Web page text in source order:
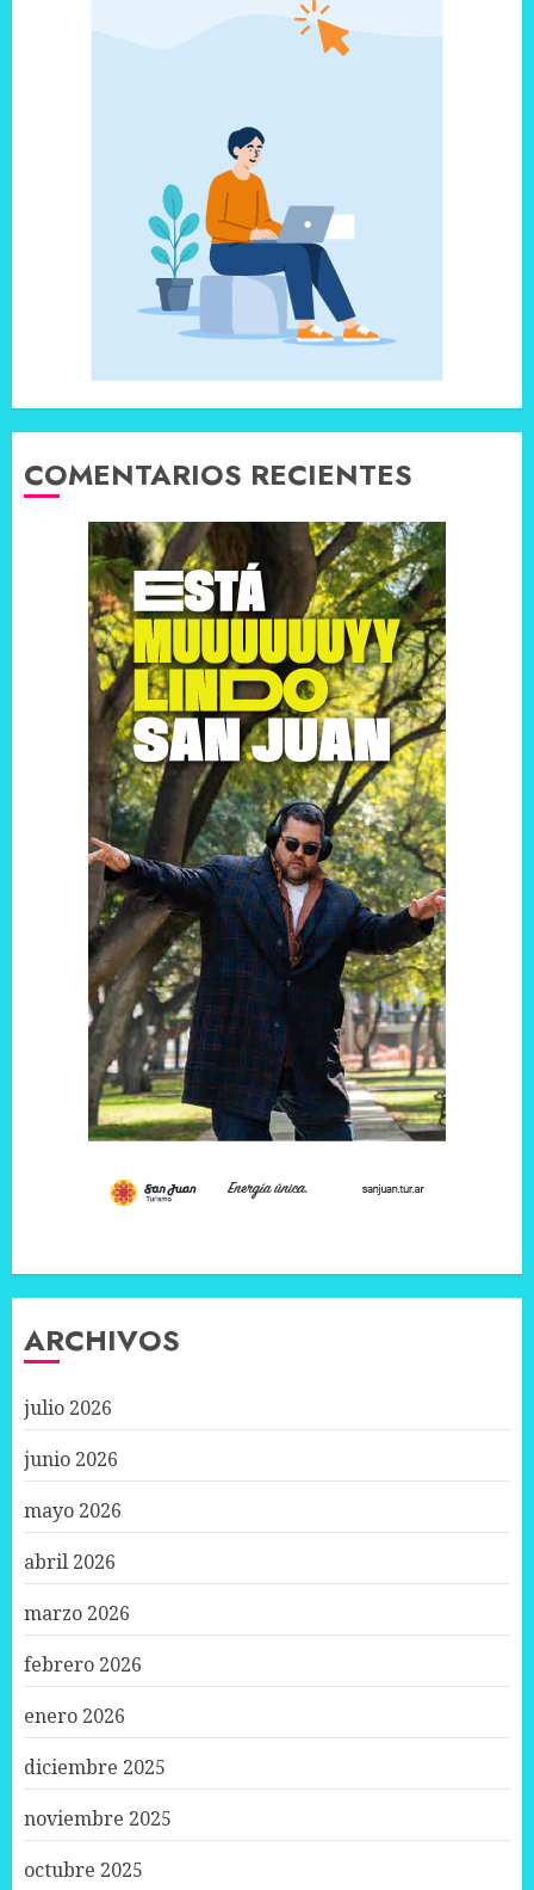
COMENTARIOS RECIENTES
ARCHIVOS
julio 2026
junio 2026
mayo 2026
abril 2026
marzo 2026
febrero 2026
enero 2026
diciembre 2025
noviembre 2025
octubre 2025